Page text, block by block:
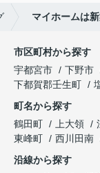
マイホームは
市区町村から探す
宇都宮市
下野市
下都賀郡壬生町
町名から探す
鶴田町
上大領
東峰町
西川田南
沿線から探す